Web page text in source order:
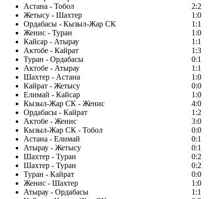
Астана - Тобол
2:2
Жетысу - Шахтер
1:0
Ордабасы - Кызыл-Жар СК
1:1
Женис - Туран
1:0
Кайсар - Атырау
1:1
Актобе - Кайрат
1:3
Туран - Ордабасы
0:1
Актобе - Атырау
1:1
Шахтер - Астана
1:0
Кайрат - Жетысу
0:0
Елимай - Кайсар
1:0
Кызыл-Жар СК - Женис
4:0
Ордабасы - Кайрат
1:2
Актобе - Женис
3:0
Кызыл-Жар СК - Тобол
0:0
Астана - Елимай
0:1
Атырау - Жетысу
0:1
Шахтер - Туран
0:2
Шахтер - Туран
0:2
Туран - Кайрат
0:0
Женис - Шахтер
1:0
Атырау - Ордабасы
1:1